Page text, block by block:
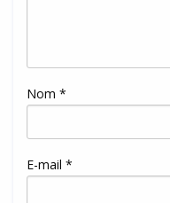
Nom *
E-mail *